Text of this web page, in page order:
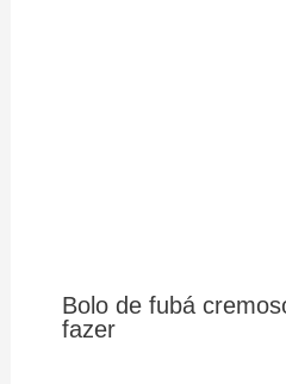
Bolo de fubá
fazer